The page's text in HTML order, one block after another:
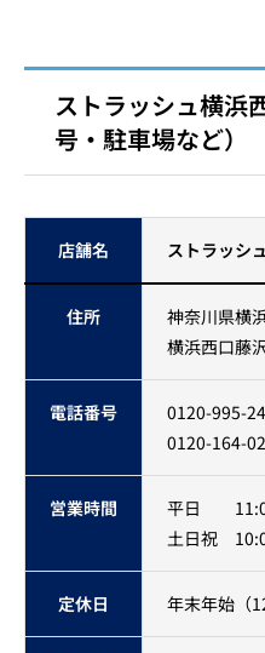
ストラッシュ横浜
号・駐車場など）
店舗名 ストラッシ
住所
神奈川県横
横浜西口藤
電話番号
0120-995-
0120-164-
営業時間
平日
土日祝
定休日 年末年始（